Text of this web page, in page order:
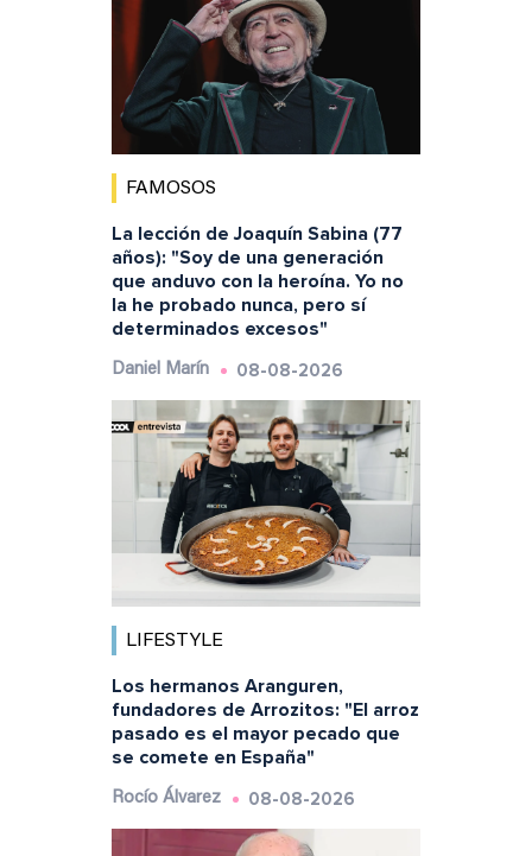
FAMOSOS
La lección de Joaquín Sabina (77
años): "Soy de una generación
que anduvo con la heroína. Yo no
la he probado nunca, pero sí
determinados excesos"
Daniel Marín 08-08-2026
LIFESTYLE
Los hermanos Aranguren,
fundadores de Arrozitos: "El arroz
pasado es el mayor pecado que
se comete en España"
Rocío Álvarez 08-08-2026